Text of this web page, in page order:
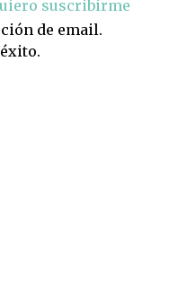
suscribirme
de email.